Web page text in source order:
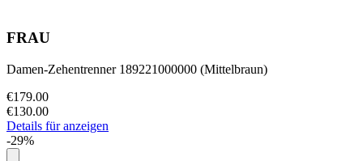
FRAU
Damen-Zehentrenner 189221000000 (Mittelbraun)
€179.00
€130.00
Details für anzeigen
-29%